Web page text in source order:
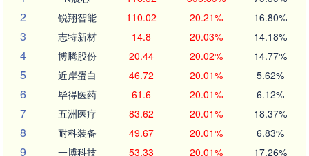
2 锐翔智能 110.02 20.21% 16.80%
3 志特新材 14.8 20.03% 14.18%
4 博腾股份 20.44 20.02% 14.77%
5 近岸蛋白 46.72 20.01% 5.62%
6 毕得医药 61.6 20.01% 6.12%
7 五洲医疗 83.62 20.01% 18.37%
8 耐科装备 49.67 20.01% 6.83%
9 一博科技 53.33 20.01% 17.26%